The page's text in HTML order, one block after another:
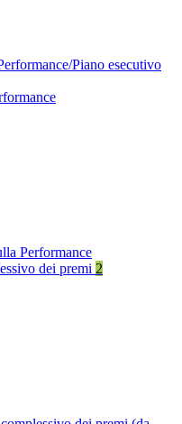
Piano esecutivo
Performance
dei premi 2